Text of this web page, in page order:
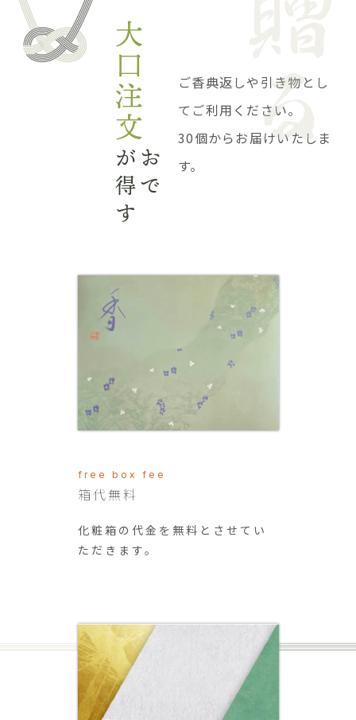
大
口
注
文
がお
得で
す
ご香典返しや引き物とし
てご利用ください。
30個からお届けいたしま
す。
free box fee
箱代無料
化粧箱の代金を無料とさせてい
ただきます。